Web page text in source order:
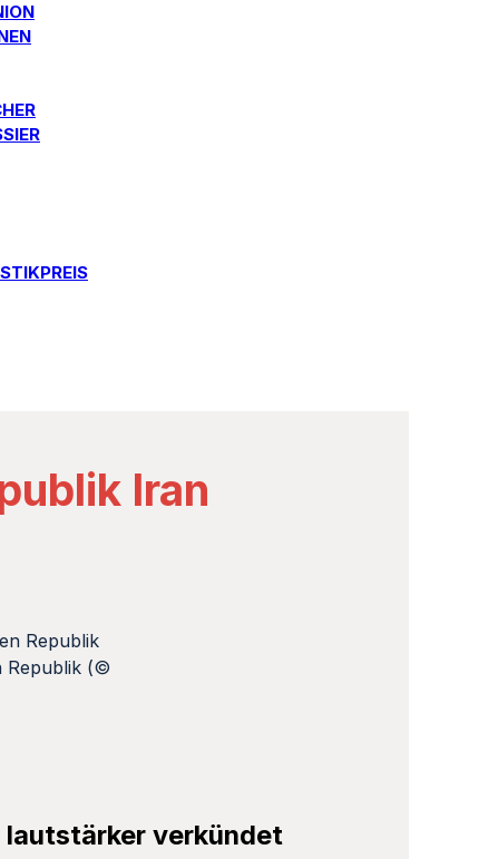
Iran
Republik (©
lautstärker verkündet